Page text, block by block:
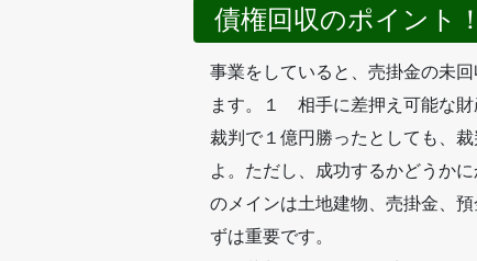
債権回収のポイント！
事業をしていると、売掛金の未
ます。１ 相手に差押え可能な
裁判で１億円勝ったとしても、
よ。ただし、成功するかどうか
のメインは土地建物、売掛金、
ずは重要です。